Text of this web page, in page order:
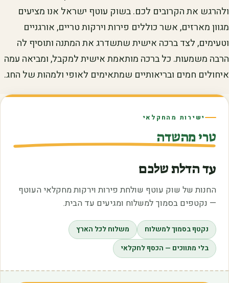
ולהרגש את הקרובים לכם. בשוק עוטף ישראל אנו מציעים
מגוון מארזים, אשר כוללים פירות וירקות טריים, אורגניים
וטעימים, לצד ברכה אישית שתשדרג את המתנה ותוסיף לה
הרבה משמעות. כל ברכה מותאמת אישית למקבל, ומביאה עמה
איחולים חמים ובריאותיים שמתאימים לאופי ולמהות של החג.
ישירות מהחקלאי
טרי מהשדה
עד הדלת שלכם
החנות של שוק עוטף שולחת פירות וירקות מחקלאי העוטף
— נקטפים בסמוך למשלוח ומגיעים עד הבית.
נקטף בסמוך למשלוח
משלוח לכל הארץ
בלי מתווכים — הכסף לחקלאי